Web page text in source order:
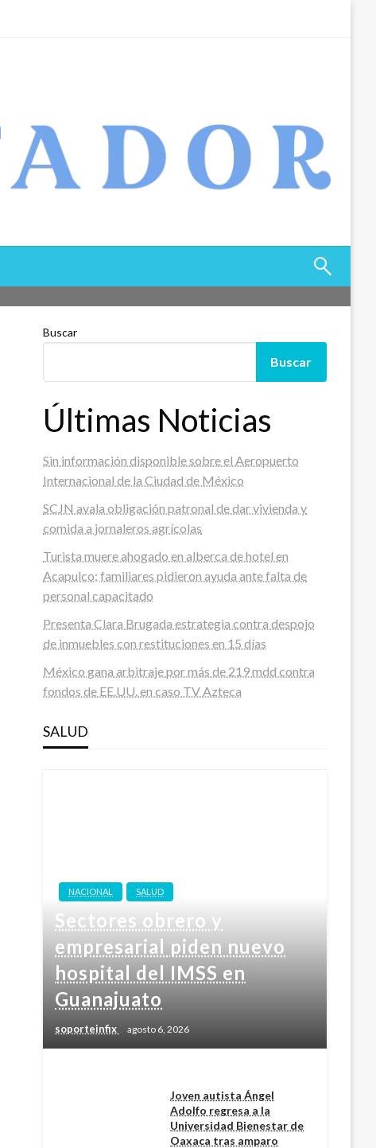
Buscar
Buscar
Últimas Noticias
Sin información disponible sobre el Aeropuerto
Internacional de la Ciudad de México
SCJN avala obligación patronal de dar vivienda y
comida a jornaleros agrícolas
Turista muere ahogado en alberca de hotel en
Acapulco; familiares pidieron ayuda ante falta de
personal capacitado
Presenta Clara Brugada estrategia contra despojo
de inmuebles con restituciones en 15 días
México gana arbitraje por más de 219 mdd contra
fondos de EE.UU. en caso TV Azteca
SALUD
NACIONAL SALUD
Sectores obrero y
empresarial piden nuevo
hospital del IMSS en
Guanajuato
soporteinfix agosto 6, 2026
Joven autista Ángel
Adolfo regresa a la
Universidad Bienestar de
Oaxaca tras amparo